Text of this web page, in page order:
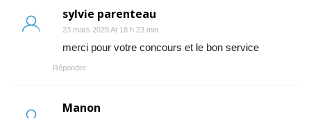
sylvie parenteau
23 mars 2025 At 18 h 23 min
merci pour votre concours et le bon service
Répondre
Manon